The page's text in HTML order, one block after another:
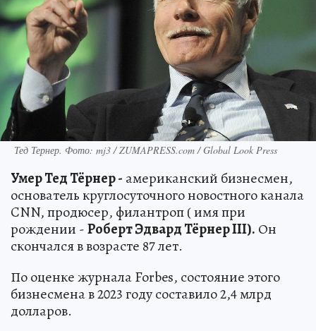
Тед Тернер. Фото: mj3 / ZUMAPRESS.com / Global Look Press
Умер Тед Тёрнер - американский бизнесмен,
основатель круглосуточного новостного канала
CNN, продюсер, филантроп ( имя при
рождении -Роберт Эдвард Тёрнер III). Он
скончался в возрасте 87 лет.
По оценке журнала Forbes, состояние этого
бизнесмена в 2023 году составило 2,4 млрд
долларов.